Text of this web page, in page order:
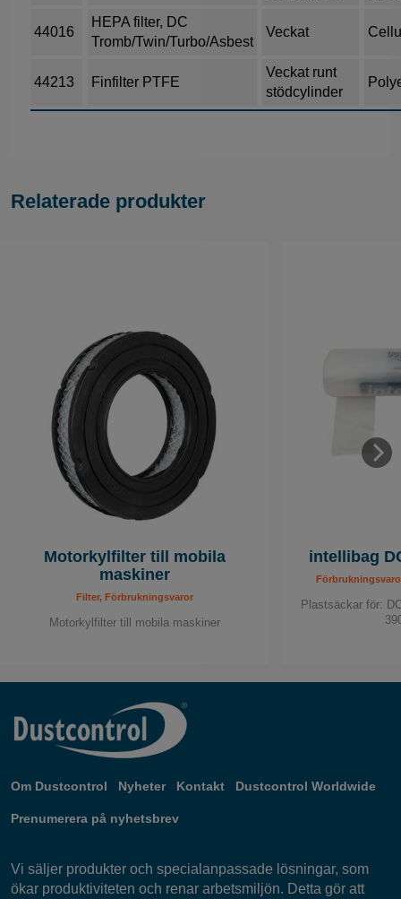
44016
HEPA filter, DC
Tromb/Twin/Turbo/Asbest
Veckat
44213 Finfilter PTFE
Veckat runt
stödcylinder
Relaterade produkter
Motorkylfilter till mobila
maskiner
Filter, Förbrukningsvaror
Motorkylfilter till mobila maskiner
intellibag
Plastsäckar för:
Om Dustcontrol Nyheter Kontakt Dustcontrol Worldwide
Prenumerera på nyhetsbrev
Vi säljer produkter och specialanpassade lösningar, som
ökar produktiviteten och renar arbetsmiljön. Detta gör att